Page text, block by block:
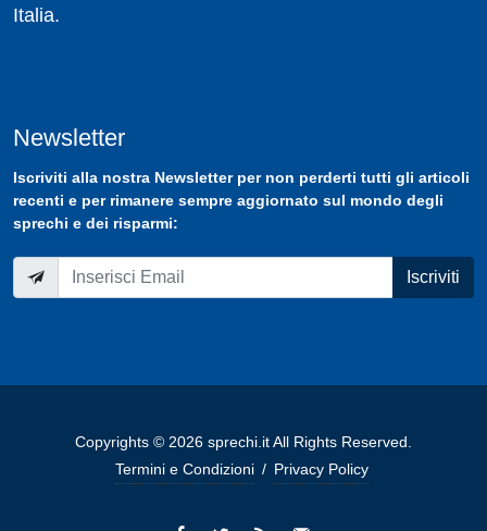
Italia.
Newsletter
Iscriviti alla nostra Newsletterper non perderti tutti gli articoli
recenti e per rimanere sempre aggiornato sul mondo degli
sprechi e dei risparmi:
Iscriviti
Copyrights © 2026 sprechi.it All Rights Reserved.
Termini e Condizioni / Privacy Policy